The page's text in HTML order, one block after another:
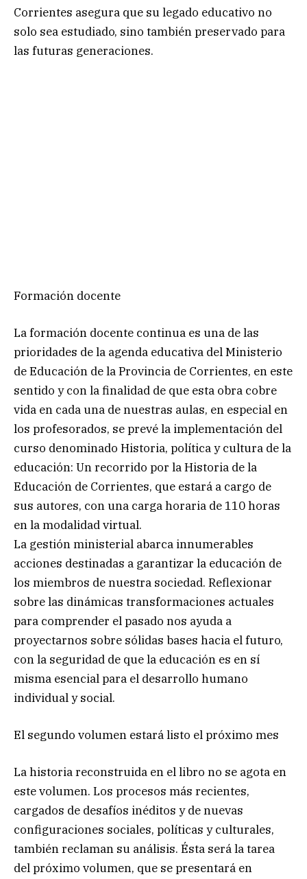
Corrientes asegura que su legado educativo no
solo sea estudiado, sino también preservado para
las futuras generaciones.
Formación docente
La formación docente continua es una de las
prioridades de la agenda educativa del Ministerio
de Educación de la Provincia de Corrientes, en este
sentido y con la finalidad de que esta obra cobre
vida en cada una de nuestras aulas, en especial en
los profesorados, se prevé la implementación del
curso denominado Historia, política y cultura de la
educación: Un recorrido por la Historia de la
Educación de Corrientes, que estará a cargo de
sus autores, con una carga horaria de 110 horas
en la modalidad virtual.
La gestión ministerial abarca innumerables
acciones destinadas a garantizar la educación de
los miembros de nuestra sociedad. Reflexionar
sobre las dinámicas transformaciones actuales
para comprender el pasado nos ayuda a
proyectarnos sobre sólidas bases hacia el futuro,
con la seguridad de que la educación es en sí
misma esencial para el desarrollo humano
individual y social.
El segundo volumen estará listo el próximo mes
La historia reconstruida en el libro no se agota en
este volumen. Los procesos más recientes,
cargados de desafíos inéditos y de nuevas
configuraciones sociales, políticas y culturales,
también reclaman su análisis. Ésta será la tarea
del próximo volumen, que se presentará en